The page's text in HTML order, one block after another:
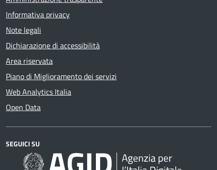
Informativa privacy
Note legali
Dichiarazione di accessibilità
Area riservata
Piano di Miglioramento dei servizi
Web Analytics Italia
Open Data
SEGUICI SU